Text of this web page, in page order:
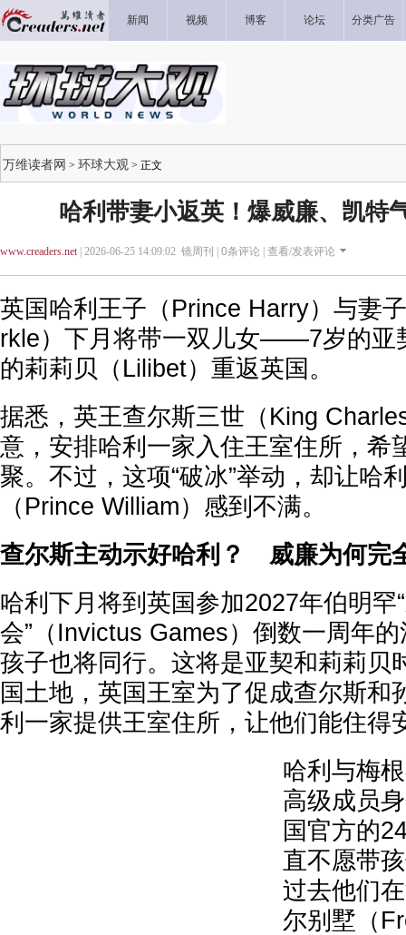
新闻 视频 博客 论坛 分类广告
万维读者网 > 环球大观 > 正文
哈利带妻小返英！爆威廉、凯特
www.creaders.net| 2026-06-25 14:09:02 镜周刊 | 0条评论 | 查看/发表评论
英国哈利王子（Prince Harry）与妻
rkle）下月将带一双儿女——7岁的亚
的莉莉贝（Lilibet）重返英国。
据悉，英王查尔斯三世（King
意，安排哈利一家入住王室住所，希
聚。不过，这项“破冰”举动，却让哈
（Prince William）感到不满。
查尔斯主动示好哈利？ 威廉为何完
哈利下月将到英国参加2027年伯明罕
会”（Invictus Games）倒数一周年
孩子也将同行。这将是亚契和莉莉贝
国土地，英国王室为了促成查尔斯和
利一家提供王室住所，让他们能住得
哈利与梅
高级成员
国官方的
直不愿带
过去他们
尔别墅（